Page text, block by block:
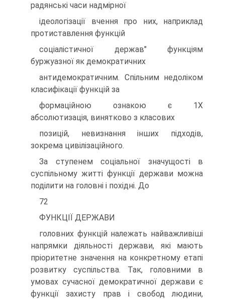
радянські часи надмірної
ідеологізації вчення про них, наприклад
протиставлення функцій
соціалістичної держав" функціям
буржуазної як демократичних
антидемократичним. Спільним недоліком
класифікації функцій за
формаційною ознакою є 1Х
абсолютизація, винятково з класових
позицій, невизнання інших підходів,
зокрема цивілізаційного.
За ступенем соціальної значущості в
суспільному житті функції держави можна
поділити на головні і похідні. До
72
ФУНКЦІЇ ДЕРЖАВИ
головних функцій належать найважливіші
напрямки діяльності держави, які мають
пріоритетне значення на конкретному етапі
розвитку суспільства. Так, головними в
умовах сучасної демократичної держави є
функції захисту прав і свобод людини,